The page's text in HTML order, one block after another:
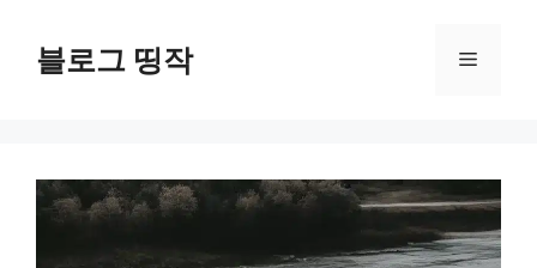
블로그 띵작 메